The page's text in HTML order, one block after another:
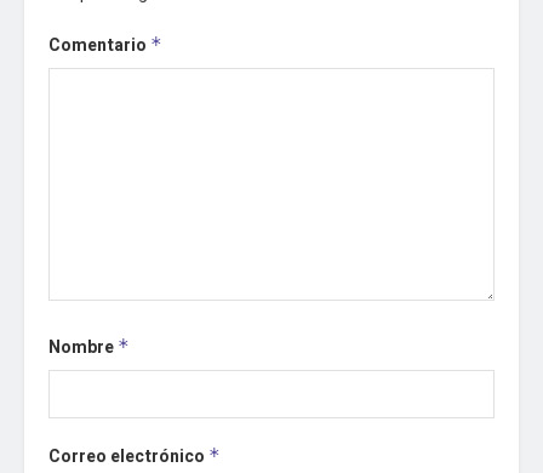
Comentario *
Nombre *
Correo electrónico *